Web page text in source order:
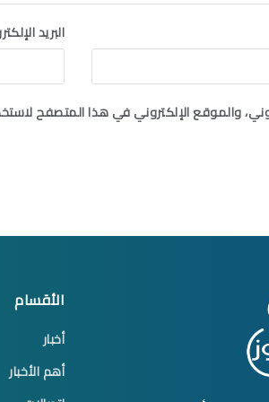
البريد
والموقع الإلكتروني في هذا المتصفح
الأقسام
أخبار
أهم الأخبار